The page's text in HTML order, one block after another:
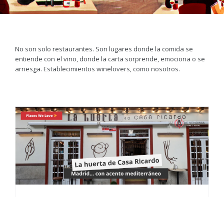
No son solo restaurantes. Son lugares donde la comida se
entiende con el vino, donde la carta sorprende, emociona o se
arriesga. Establecimientos winelovers, como nosotros.